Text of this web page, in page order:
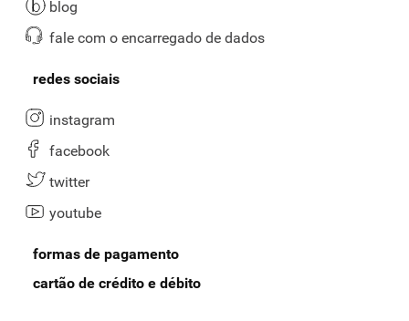
blog
fale com o encarregado de dados
redes sociais
instagram
facebook
twitter
youtube
formas de pagamento
cartão de crédito e débito